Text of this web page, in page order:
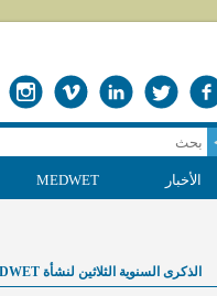
الأخبار MEDWET
الذكرى السنوية الثلاثين لنشأة MEDWET